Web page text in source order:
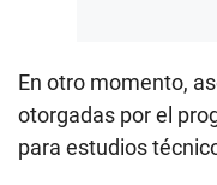
En otro momento,
otorgadas por el
para estudios